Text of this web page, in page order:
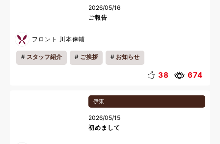
2026/05/16
ご報告
フロント 川本倖輔
スタッフ紹介 ご挨拶 お知らせ
38 674
伊東
2026/05/15
初めまして